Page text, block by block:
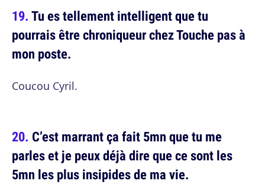
Tu es tellement intelligent que tu
pourrais être chroniqueur chez Touche pas à
mon poste.
Coucou Cyril.
C’est marrant ça fait 5mn que tu me
parles et je peux déjà dire que ce sont les
5mn les plus insipides de ma vie.